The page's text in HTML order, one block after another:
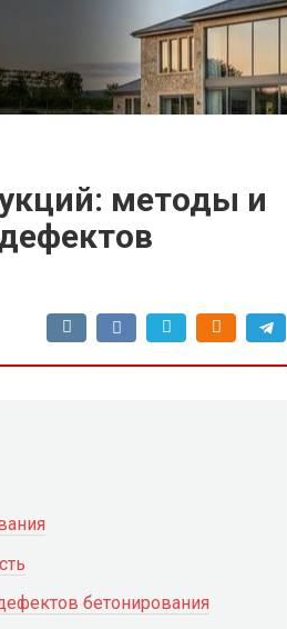
методы и
бетонирования